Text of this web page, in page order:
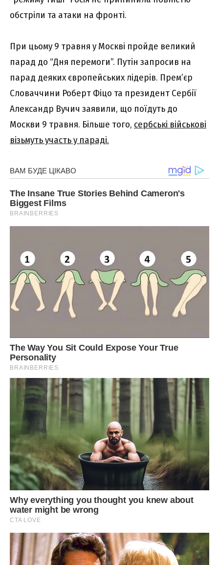
обстріли та атаки на фронті.
При цьому 9 травня у Москві пройде великий
парад до “Дня перемоги”. Путін запросив на
парад деяких європейських лідерів. Прем’єр
Словаччини Роберт Фіцо та президент Сербії
Александр Вучич заявили, що поїдуть до
Москви 9 травня. Більше того, сербські військові
візьмуть участь у параді.